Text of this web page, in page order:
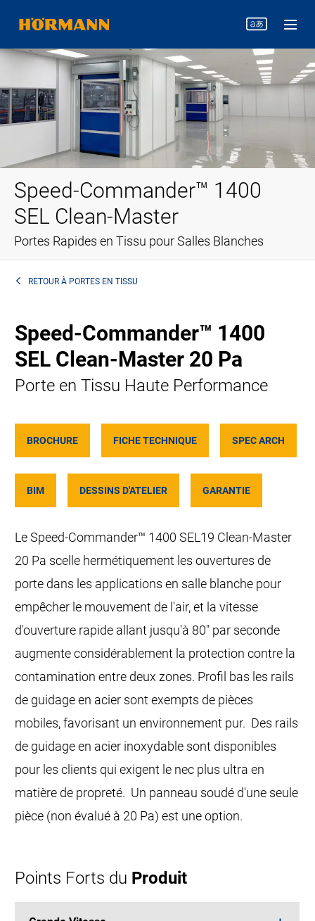
Speed-Commander™ 1400
SEL Clean-Master
Portes Rapides en Tissu pour Salles Blanches
RETOUR À PORTES EN TISSU
Speed-Commander™ 1400
SEL Clean-Master 20 Pa
Porte en Tissu Haute Performance
BROCHURE FICHE TECHNIQUE SPEC ARCH
BIM DESSINS D'ATELIER GARANTIE
Le Speed-Commander™ 1400 SEL19 Clean-Master
20 Pa scelle hermétiquement les ouvertures de
porte dans les applications en salle blanche pour
empêcher le mouvement de l'air, et la vitesse
d'ouverture rapide allant jusqu'à 80" par seconde
augmente considérablement la protection contre la
contamination entre deux zones. Profil bas les rails
de guidage en acier sont exempts de pièces
mobiles, favorisant un environnement pur. Des rails
de guidage en acier inoxydable sont disponibles
pour les clients qui exigent le nec plus ultra en
matière de propreté. Un panneau soudé d'une seule
pièce (non évalué à 20 Pa) est une option.
Points Forts du Produit